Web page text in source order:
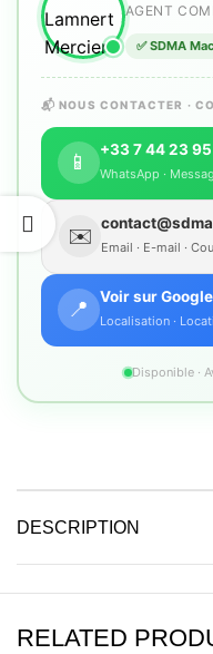
AGENT
✅ SDMA
📬 NOUS CONTACTER ·
📱
+33 7 44 23
WhatsApp ·
✉️ Email · E-mail ·
📍
Voir sur
Localisation ·
Disponible ·
DESCRIPTION
RELATED